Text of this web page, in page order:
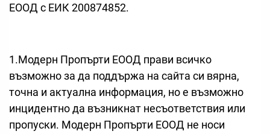
ЕООД с ЕИК 200874852.
1.Модерн Пропърти ЕООД прави всичко
възможно за да поддържа на сайта си вярна,
точна и актуална информация, но е възможно
инцидентно да възникнат несъответствия или
пропуски. Модерн Пропърти ЕООД не носи